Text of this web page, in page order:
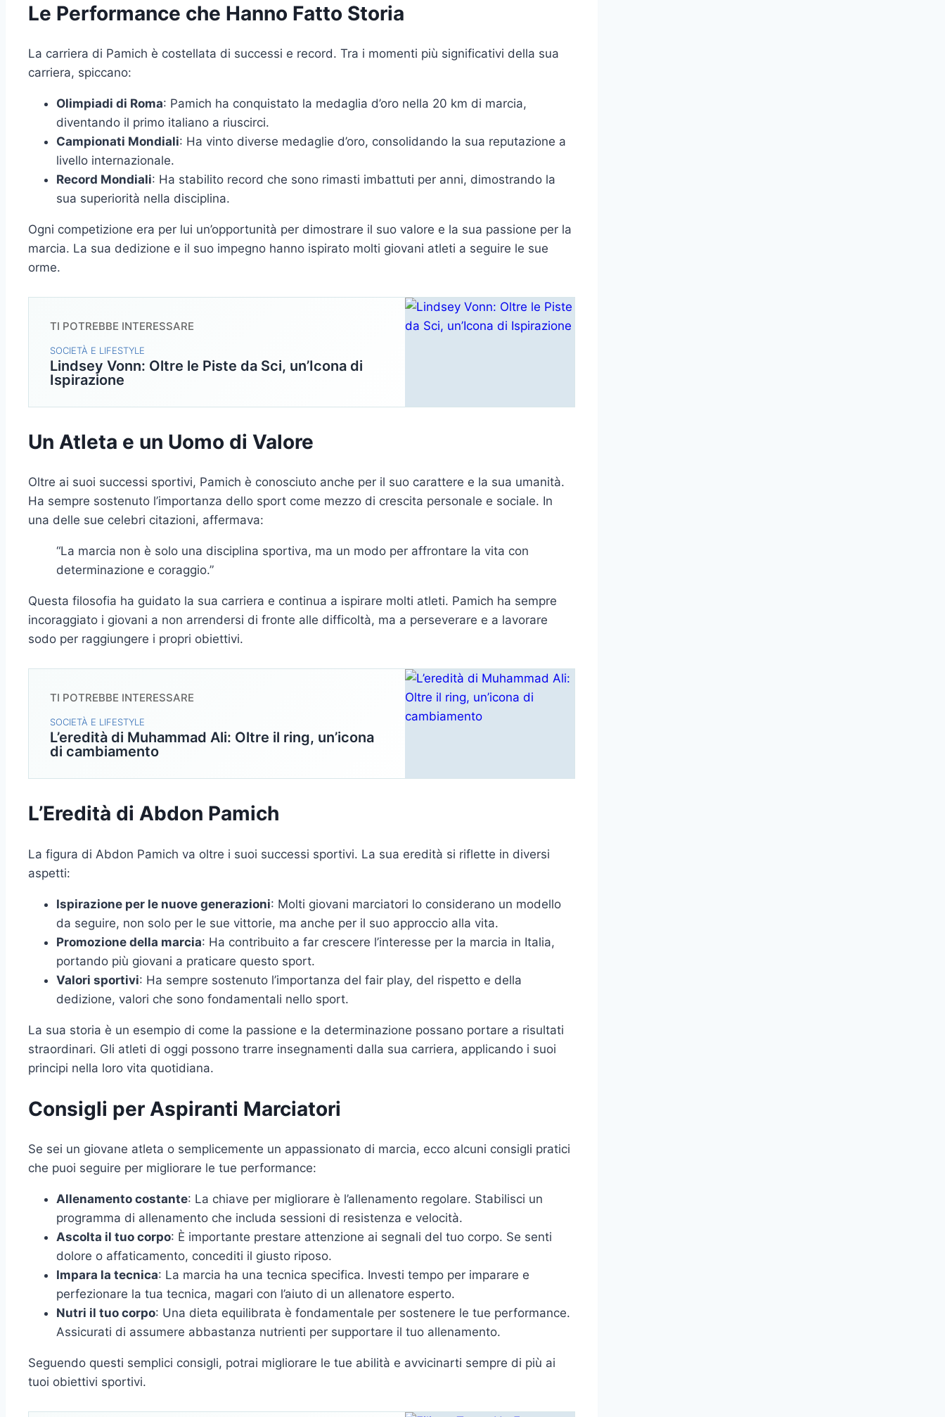
Le Performance che Hanno Fatto Storia
La carriera di Pamich è costellata di successi e record. Tra i momenti più significativi della sua
carriera, spiccano:
Olimpiadi di Roma: Pamich ha conquistato la medaglia d’oro nella 20 km di marcia,
diventando il primo italiano a riuscirci.
Campionati Mondiali: Ha vinto diverse medaglie d’oro, consolidando la sua reputazione a
livello internazionale.
Record Mondiali: Ha stabilito record che sono rimasti imbattuti per anni, dimostrando la
sua superiorità nella disciplina.
Ogni competizione era per lui un’opportunità per dimostrare il suo valore e la sua passione per la
marcia. La sua dedizione e il suo impegno hanno ispirato molti giovani atleti a seguire le sue
orme.
TI POTREBBE INTERESSARE
SOCIETÀ E LIFESTYLE
Lindsey Vonn: Oltre le Piste da Sci, un’Icona di
Ispirazione
Un Atleta e un Uomo di Valore
Oltre ai suoi successi sportivi, Pamich è conosciuto anche per il suo carattere e la sua umanità.
Ha sempre sostenuto l’importanza dello sport come mezzo di crescita personale e sociale. In
una delle sue celebri citazioni, affermava:
“La marcia non è solo una disciplina sportiva, ma un modo per affrontare la vita con
determinazione e coraggio.”
Questa filosofia ha guidato la sua carriera e continua a ispirare molti atleti. Pamich ha sempre
incoraggiato i giovani a non arrendersi di fronte alle difficoltà, ma a perseverare e a lavorare
sodo per raggiungere i propri obiettivi.
TI POTREBBE INTERESSARE
SOCIETÀ E LIFESTYLE
L’eredità di Muhammad Ali: Oltre il ring, un’icona
di cambiamento
L’Eredità di Abdon Pamich
La figura di Abdon Pamich va oltre i suoi successi sportivi. La sua eredità si riflette in diversi
aspetti:
Ispirazione per le nuove generazioni: Molti giovani marciatori lo considerano un modello
da seguire, non solo per le sue vittorie, ma anche per il suo approccio alla vita.
Promozione della marcia: Ha contribuito a far crescere l’interesse per la marcia in Italia,
portando più giovani a praticare questo sport.
Valori sportivi: Ha sempre sostenuto l’importanza del fair play, del rispetto e della
dedizione, valori che sono fondamentali nello sport.
La sua storia è un esempio di come la passione e la determinazione possano portare a risultati
straordinari. Gli atleti di oggi possono trarre insegnamenti dalla sua carriera, applicando i suoi
principi nella loro vita quotidiana.
Consigli per Aspiranti Marciatori
Se sei un giovane atleta o semplicemente un appassionato di marcia, ecco alcuni consigli pratici
che puoi seguire per migliorare le tue performance:
Allenamento costante: La chiave per migliorare è l’allenamento regolare. Stabilisci un
programma di allenamento che includa sessioni di resistenza e velocità.
Ascolta il tuo corpo: È importante prestare attenzione ai segnali del tuo corpo. Se senti
dolore o affaticamento, concediti il giusto riposo.
Impara la tecnica: La marcia ha una tecnica specifica. Investi tempo per imparare e
perfezionare la tua tecnica, magari con l’aiuto di un allenatore esperto.
Nutri il tuo corpo: Una dieta equilibrata è fondamentale per sostenere le tue performance.
Assicurati di assumere abbastanza nutrienti per supportare il tuo allenamento.
Seguendo questi semplici consigli, potrai migliorare le tue abilità e avvicinarti sempre di più ai
tuoi obiettivi sportivi.